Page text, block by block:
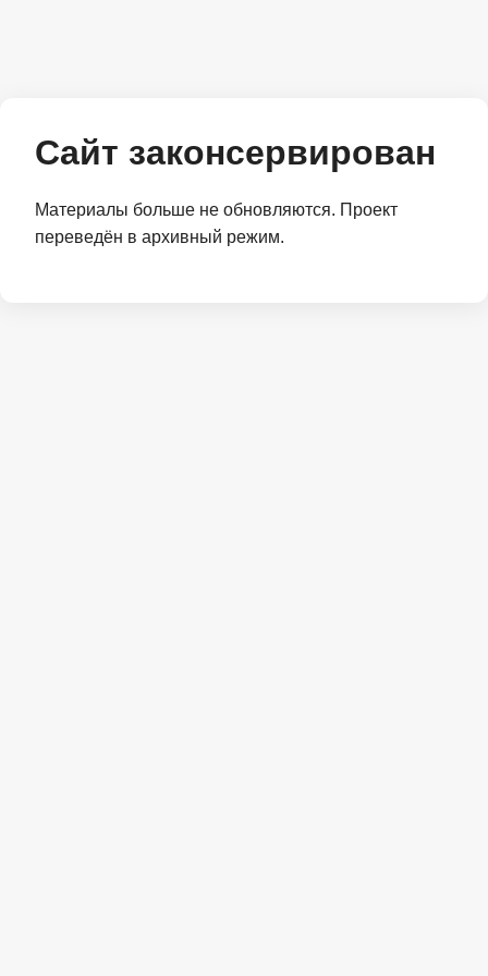
Сайт законсервирован
Материалы больше не обновляются. Проект
переведён в архивный режим.